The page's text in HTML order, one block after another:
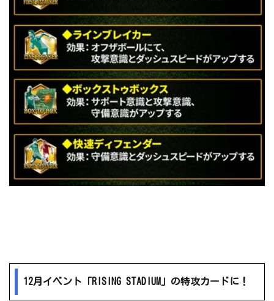
12月イベント「RISING STADIUM」の特攻カードに！